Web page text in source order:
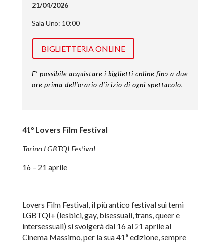
21/04/2026
Sala Uno: 10:00
BIGLIETTERIA ONLINE
E’ possibile acquistare i biglietti online fino a due
ore prima dell’orario d’inizio di ogni spettacolo.
41° Lovers Film Festival
Torino LGBTQI Festival
16 – 21 aprile
Lovers Film Festival, il più antico festival sui temi
LGBTQI+ (lesbici, gay, bisessuali, trans, queer e
intersessuali) si svolgerà dal 16 al 21 aprile al
Cinema Massimo, per la sua 41ª edizione, sempre